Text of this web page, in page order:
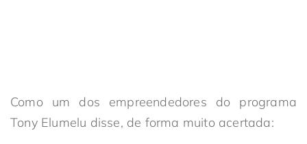
Como um dos empreendedores do programa
Tony Elumelu disse, de forma muito acertada: